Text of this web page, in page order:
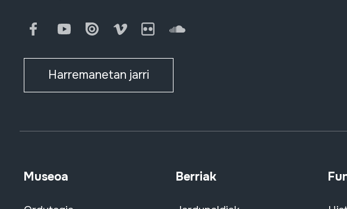
FacebookYoutubeIssuu Vimeo FlickrSoundCloud
Harremanetan jarri
Museoa Berriak